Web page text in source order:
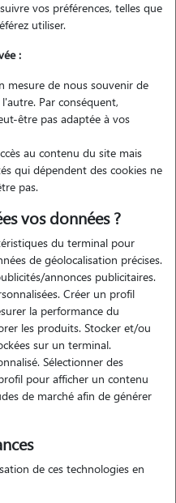
sans engagement
particulièrement les chats car
je suis petite. actuellement, j'ai
amical qui pourra tenir
vacances mais j'ai aussi pu
vos préférences, telles que
utiliser.
:
mesure de nous souvenir de
Par conséquent,
être pas adaptée à vos
au contenu du site mais
qui dépendent des cookies ne
pas.
vos données ?
du terminal pour
de géolocalisation précises.
annonces publicitaires.
Créer un profil
la performance du
les produits. Stocker et/ou
sur un terminal.
Sélectionner des
pour afficher un contenu
de marché afin de générer
de ces technologies en